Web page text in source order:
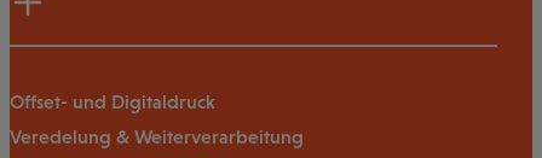
Offset- und Digitaldruck
Veredelung & Weiterverarbeitung